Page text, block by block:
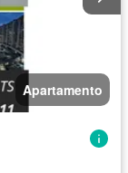
Apartamento